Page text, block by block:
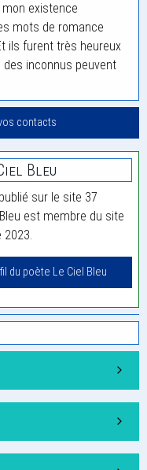
existence
mots de romance
ils furent très heureux
inconnus peuvent
contacts
Bleu
sur le site 37
est membre du site
2023.
du poète Le Ciel Bleu